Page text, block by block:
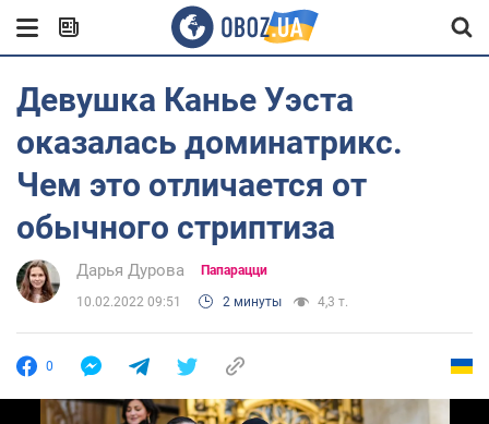
Девушка Канье Уэста
оказалась доминатрикс.
Чем это отличается от
обычного стриптиза
Дарья Дурова Папарацци
10.02.2022 09:51 2 минуты 4,3 т.
0